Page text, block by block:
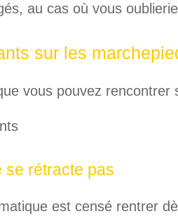
au cas où vous
sur les
vous pouvez
se rétracte pas
est censé rentrer